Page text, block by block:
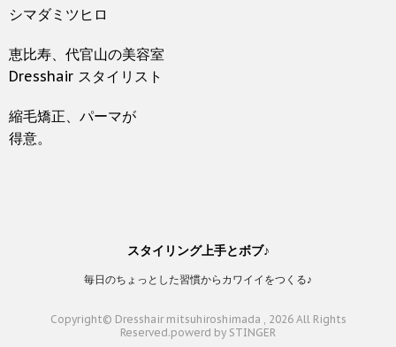
シマダミツヒロ
恵比寿、代官山の美容室
Dresshair スタイリスト
縮毛矯正、パーマが
得意。
スタイリング上手とボブ♪
毎日のちょっとした習慣からカワイイをつくる♪
Copyright© Dresshair mitsuhiroshimada , 2026 All Rights
Reserved.powerd by STINGER